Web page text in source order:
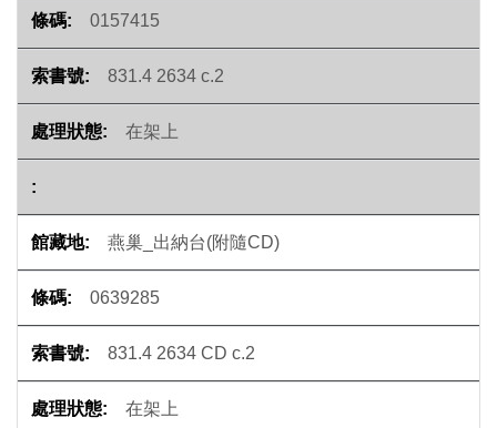
0157415
831.4 2634 c.2
在架上
燕巢_出納台(附隨CD)
0639285
831.4 2634 CD c.2
在架上